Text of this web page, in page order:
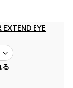
EXTEND EYE
る